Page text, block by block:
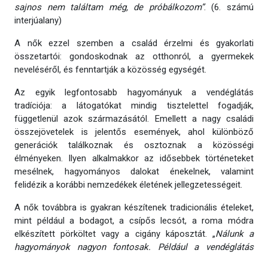
sajnos nem találtam még, de próbálkozom”. (6. számú
interjúalany)
A nők ezzel szemben a család érzelmi és gyakorlati
összetartói: gondoskodnak az otthonról, a gyermekek
neveléséről, és fenntartják a közösség egységét.
Az egyik legfontosabb hagyományuk a vendéglátás
tradíciója: a látogatókat mindig tisztelettel fogadják,
függetlenül azok származásától. Emellett a nagy családi
összejövetelek is jelentős események, ahol különböző
generációk találkoznak és osztoznak a közösségi
élményeken. Ilyen alkalmakkor az idősebbek történeteket
mesélnek, hagyományos dalokat énekelnek, valamint
felidézik a korábbi nemzedékek életének jellegzetességeit.
A nők továbbra is gyakran készítenek tradicionális ételeket,
mint például a bodagot, a csípős lecsót, a roma módra
elkészített pörköltet vagy a cigány káposztát. „Nálunk a
hagyományok nagyon fontosak. Például a vendéglátás